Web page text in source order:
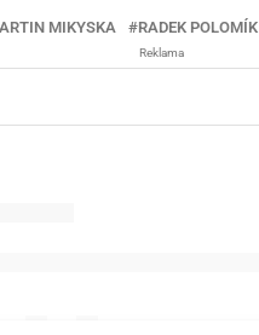
MIKYSKA RADEK POLOMÍK
Reklama